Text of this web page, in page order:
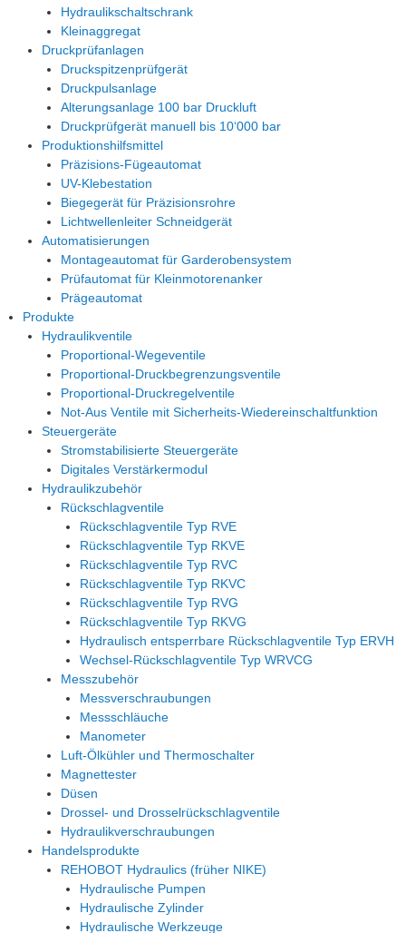
Hydraulikschaltschrank
Kleinaggregat
Druckprüfanlagen
Druckspitzenprüfgerät
Druckpulsanlage
Alterungsanlage 100 bar Druckluft
Druckprüfgerät manuell bis 10‘000 bar
Produktionshilfsmittel
Präzisions-Fügeautomat
UV-Klebestation
Biegegerät für Präzisionsrohre
Lichtwellenleiter Schneidgerät
Automatisierungen
Montageautomat für Garderobensystem
Prüfautomat für Kleinmotorenanker
Prägeautomat
Produkte
Hydraulikventile
Proportional-Wegeventile
Proportional-Druckbegrenzungsventile
Proportional-Druckregelventile
Not-Aus Ventile mit Sicherheits-Wiedereinschaltfunktion
Steuergeräte
Stromstabilisierte Steuergeräte
Digitales Verstärkermodul
Hydraulikzubehör
Rückschlagventile
Rückschlagventile Typ RVE
Rückschlagventile Typ RKVE
Rückschlagventile Typ RVC
Rückschlagventile Typ RKVC
Rückschlagventile Typ RVG
Rückschlagventile Typ RKVG
Hydraulisch entsperrbare Rückschlagventile Typ ERVH
Wechsel-Rückschlagventile Typ WRVCG
Messzubehör
Messverschraubungen
Messschläuche
Manometer
Luft-Ölkühler und Thermoschalter
Magnettester
Düsen
Drossel- und Drosselrückschlagventile
Hydraulikverschraubungen
Handelsprodukte
REHOBOT Hydraulics (früher NIKE)
Hydraulische Pumpen
Hydraulische Zylinder
Hydraulische Werkzeuge